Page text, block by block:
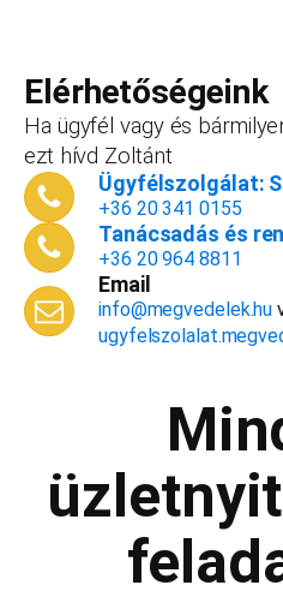
vállalkozást, ezt az
dokumentációk,
is, ha nyitsz valamit, a
Telefonszám
Email cím*
Beküldés
Elérhetőségeink
Ha ügyfél vagy és
ezt hívd Zoltánt
Ügyfélszolgálat:
+36 20 341 0155
Tanácsadás és
+36 20 964 8811
Email
info@megvedelek.hu